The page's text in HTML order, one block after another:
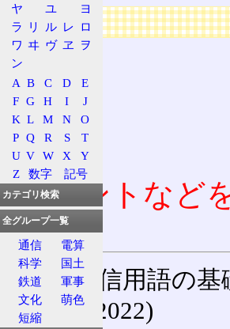
広告
コメントなど
通信用語の基
(27-May-2022)
ヤ
ユ
ヨ
ラ
リ ル レ ロ
ワ ヰ ヴ ヱ
ヲ
ン
A B C D
E
F G H I
J
K L M N
O
P Q R S
T
U V W X
Y
Z
数字 記号
カテゴリ検索
全グループ一覧
通信
電算
科学
国土
鉄道
軍事
文化
萌色
短縮